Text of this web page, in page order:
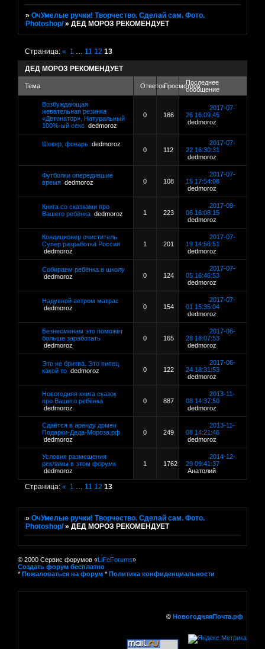
»ОчУмелые ручки! Творчество. Сделай сам. Фото.
Photoshop/ »ДЕД МОРОЗ РЕКОМЕНДУЕТ
ДЕД МОРОЗ РЕКОМЕНДУЕТ
Страница:« 1 11 12 13
Тема ОтветовПросмотровПоследнее
сообщение
Возбуждающая
жевательная резинка
«Детонатор», Натуральный
100%-ый секс dedmoroz
0 166
2017-07-
26 16:09:45
dedmoroz
Шокер, фонарь dedmoroz
0
112
2017-07-
22 16:30:31
dedmoroz
Футболки опередившие
время dedmoroz 0 108
2017-07-
15 17:54:08
dedmoroz
Книга со сказками про
Вашего ребёнка dedmoroz 1 223
2017-09-
06 16:08:15
dedmoroz
Кондиционер очиститель
Супер разработка Россия
dedmoroz
1 201
2017-07-
19 14:56:51
dedmoroz
Собираем ребёнка в школу
dedmoroz
0 124
2017-07-
05 16:46:53
dedmoroz
Надувной ветром матрас
dedmoroz
0 154
2017-07-
01 15:35:04
dedmoroz
Безнесменам это поможет
больше заработать
dedmoroz
0 165
2017-06-
28 18:07:53
dedmoroz
Это не бритва. Это пипец
какой то dedmoroz 0 122
2017-06-
24 18:31:53
dedmoroz
Новогодняя книга сказок
про Вашего ребёнка
dedmoroz
0 887
2013-11-
08 14:37:50
dedmoroz
Сдаётся в аренду домен
Подарки-Деда-Мороза.рф
dedmoroz
0 249
2013-11-
08 14:21:46
dedmoroz
Условия размещения
рекламы в этом форумк
dedmoroz
1 1762
2014-12-
29 09:41:37
Анатолий
Страница:« 1 … 11 12 13
»ОчУмелые ручки! Творчество. Сделай сам. Фото.
Photoshop/ »ДЕД МОРОЗ РЕКОМЕНДУЕТ
© 2000 Сервис форумов «LiFeForums»
Создать форум бесплатно
* Пожаловаться на форум * Политика конфиденциальности
© НовогодняяПочта.рф